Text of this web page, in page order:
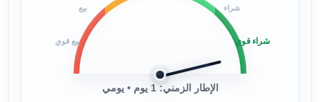
بيع قوي
بيع شراء
شراء قوي
الإطار الزمني: 1 يوم • يومي